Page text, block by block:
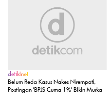
detikInet
Belum Reda Kasus Nakes Nirempati,
Postingan 'BPJS Cuma 1%' Bikin Murka